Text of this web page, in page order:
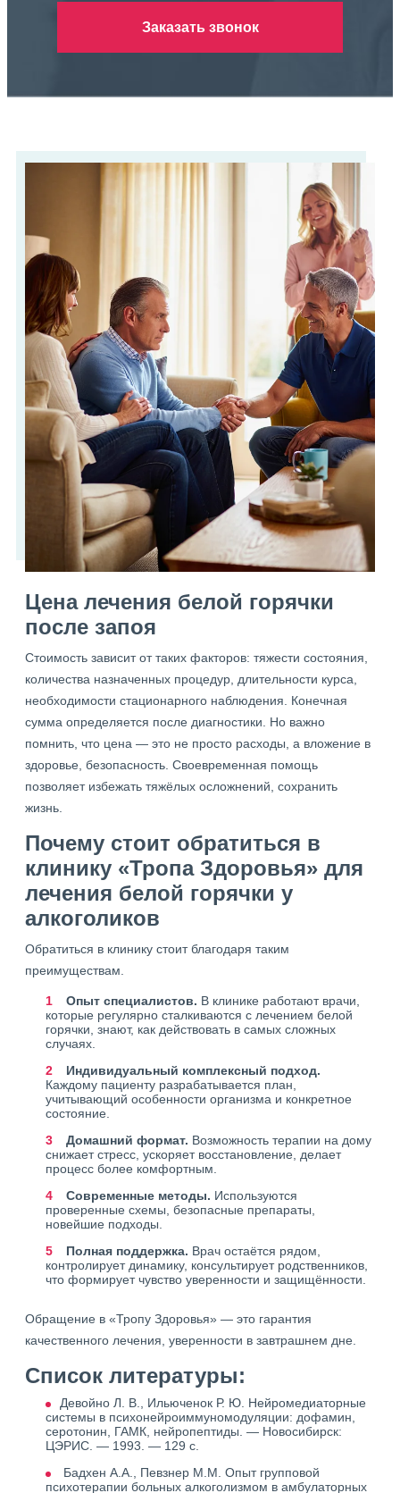
Заказать звонок
Цена лечения белой горячки
после запоя
Стоимость зависит от таких факторов: тяжести состояния,
количества назначенных процедур, длительности курса,
необходимости стационарного наблюдения. Конечная
сумма определяется после диагностики. Но важно
помнить, что цена — это не просто расходы, а вложение в
здоровье, безопасность. Своевременная помощь
позволяет избежать тяжёлых осложнений, сохранить
жизнь.
Почему стоит обратиться в
клинику «Тропа Здоровья» для
лечения белой горячки у
алкоголиков
Обратиться в клинику стоит благодаря таким
преимуществам.
Опыт специалистов. В клинике работают врачи,
которые регулярно сталкиваются с лечением белой
горячки, знают, как действовать в самых сложных
случаях.
Индивидуальный комплексный подход.
Каждому пациенту разрабатывается план,
учитывающий особенности организма и конкретное
состояние.
Домашний формат. Возможность терапии на дому
снижает стресс, ускоряет восстановление, делает
процесс более комфортным.
Современные методы. Используются
проверенные схемы, безопасные препараты,
новейшие подходы.
Полная поддержка. Врач остаётся рядом,
контролирует динамику, консультирует родственников,
что формирует чувство уверенности и защищённости.
Обращение в «Тропу Здоровья» — это гарантия
качественного лечения, уверенности в завтрашнем дне.
Список литературы:
Девойно Л. В., Ильюченок Р. Ю. Нейромедиаторные
системы в психонейроиммуномодуляции: дофамин,
серотонин, ГАМК, нейропептиды. — Новосибирск:
ЦЭРИС. — 1993. — 129 с.
Бадхен А.А., Певзнер М.М. Опыт групповой
психотерапии больных алкоголизмом в амбулаторных